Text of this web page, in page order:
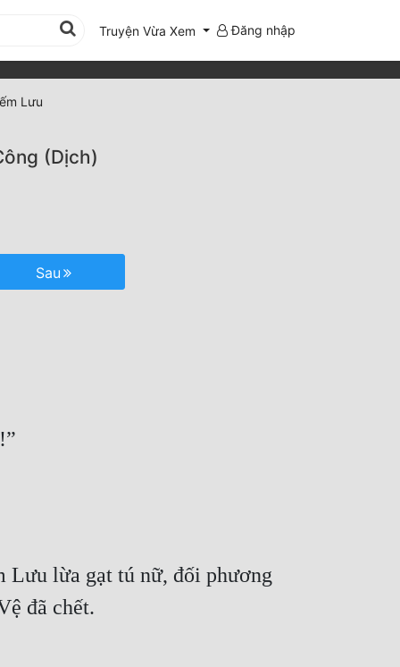
Truyện Vừa Xem Đăng nhập
Lưu
(Dịch)
Sau
Lưu lừa gạt tú nữ, đối phương
đã chết.